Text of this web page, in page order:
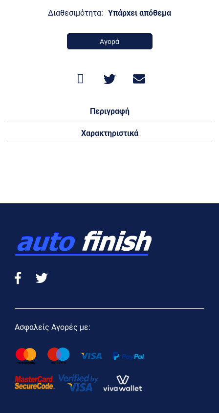
Διαθεσιμότητα: Υπάρχει απόθεμα
Αγορά
Περιγραφή
Χαρακτηριστικά
Ασφαλείς Αγορές με: